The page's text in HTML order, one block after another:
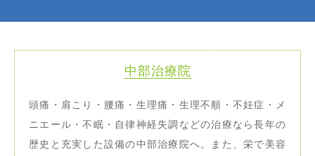
中部治療院
頭痛・肩こり・腰痛・生理痛・生理不順・不妊症・メ
ニエール・不眠・自律神経失調などの治療なら長年の
歴史と充実した設備の中部治療院へ。また、栄で美容